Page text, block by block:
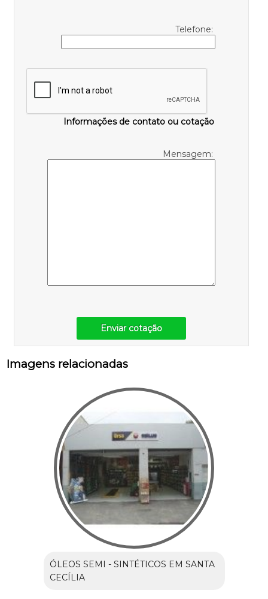
Telefone:
Informações de contato ou cotação
Mensagem:
Enviar cotação
Imagens relacionadas
ÓLEOS SEMI - SINTÉTICOS EM SANTA
CECÍLIA